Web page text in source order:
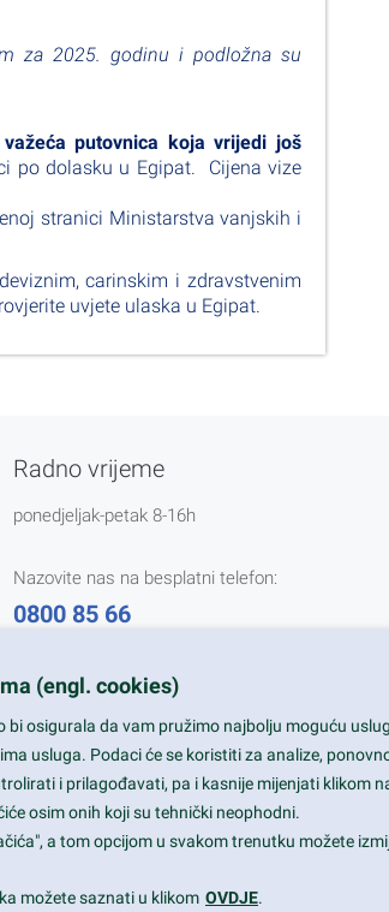
za 2025. godinu i podložna su
važeća putovnica koja vrijedi još
po dolasku u Egipat. Cijena vize
stranici Ministarstva vanjskih i
carinskim i zdravstvenim
uvjete ulaska u Egipat.
Radno vrijeme
ponedjeljak-petak 8-16h
Nazovite nas na besplatni telefon:
0800 85 66
(engl. cookies)
osigurala da vam pružimo najbolju moguću
usluga. Podaci će se koristiti za analize,
i prilagođavati, pa i kasnije mijenjati klikom
osim onih koji su tehnički neophodni.
a tom opcijom u svakom trenutku možete
možete saznati u klikom OVDJE.